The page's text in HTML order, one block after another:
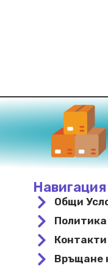
Навигация
Общи
Контакти
Връщане